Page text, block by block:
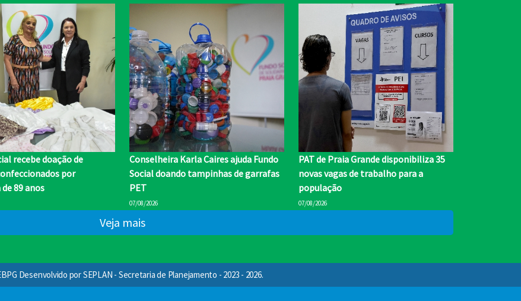
recebe doação de
por
89 anos
Conselheira Karla Caires ajuda Fundo
Social doando tampinhas de garrafas
PET
07/08/2026
PAT de Praia Grande disponibiliza 35
novas vagas de trabalho para a
população
07/08/2026
Veja mais
Desenvolvido por SEPLAN - Secretaria de Planejamento - 2023 - 2026.